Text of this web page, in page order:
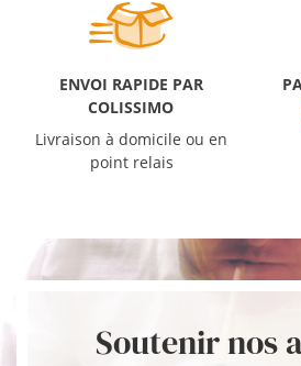
ENVOI RAPIDE PAR
COLISSIMO
Livraison à domicile ou en
point relais
Soutenir nos